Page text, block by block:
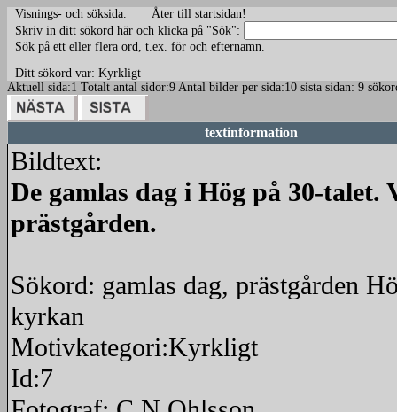
Visnings- och söksida. Åter till startsidan!
Skriv in ditt sökord här och klicka på "Sök":
Sök på ett eller flera ord, t.ex. för och efternamn.
Ditt sökord var: Kyrkligt
Aktuell sida:1 Totalt antal sidor:9 Antal bilder per sida:10 sista sidan: 9
textinformation
Bildtext:
De gamlas dag i Hög på 30-talet.
prästgården.
Sökord: gamlas dag, prästgården
kyrkan
Motivkategori:Kyrkligt
Id:7